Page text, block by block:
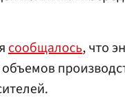
сообщалось, что